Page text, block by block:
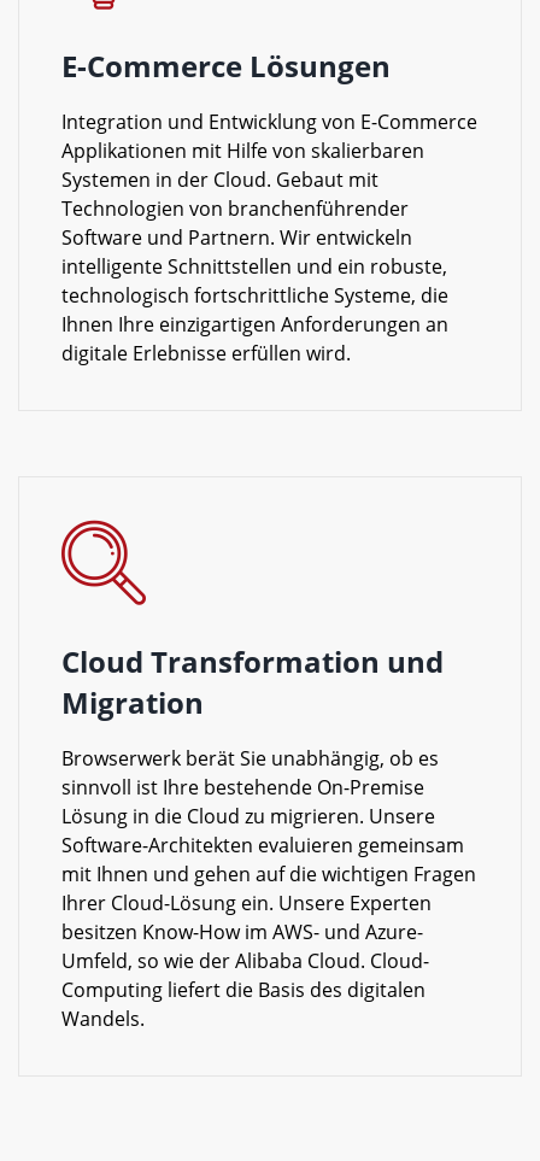
E-Commerce Lösungen
Integration und Entwicklung von E-Commerce
Applikationen mit Hilfe von skalierbaren
Systemen in der Cloud. Gebaut mit
Technologien von branchenführender
Software und Partnern. Wir entwickeln
intelligente Schnittstellen und ein robuste,
technologisch fortschrittliche Systeme, die
Ihnen Ihre einzigartigen Anforderungen an
digitale Erlebnisse erfüllen wird.
Cloud Transformation und
Migration
Browserwerk berät Sie unabhängig, ob es
sinnvoll ist Ihre bestehende On-Premise
Lösung in die Cloud zu migrieren. Unsere
Software-Architekten evaluieren gemeinsam
mit Ihnen und gehen auf die wichtigen Fragen
Ihrer Cloud-Lösung ein. Unsere Experten
besitzen Know-How im AWS- und Azure-
Umfeld, so wie der Alibaba Cloud. Cloud-
Computing liefert die Basis des digitalen
Wandels.